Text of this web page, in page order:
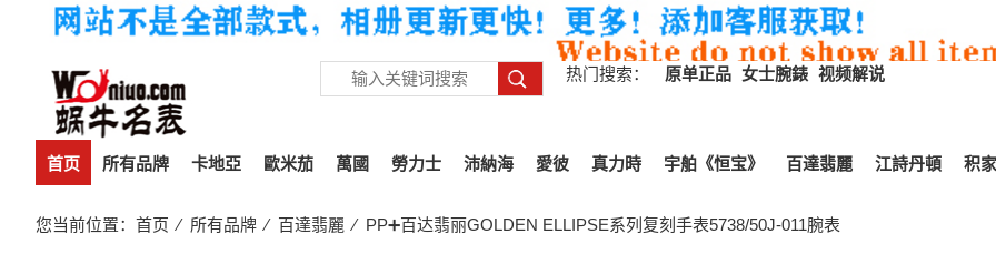
热门搜索： 原单正品 女士腕錶 视频解说
首页 所有品牌 卡地亞 歐米茄 萬國 勞力士 沛納海 愛彼 真力時 宇舶《恒宝》 百達翡麗 江詩丹頓 积家
您当前位置： 首页 ⁄ 所有品牌 ⁄ 百達翡麗 ⁄ PP➕百达翡丽GOLDEN ELLIPSE系列复刻手表5738/50J-011腕表